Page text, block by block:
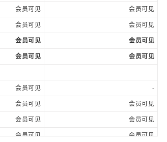
会员可见 会员可见
会员可见 会员可见
会员可见 会员可见
会员可见 会员可见
会员可见 -
会员可见 会员可见
会员可见 会员可见
会员可见 会员可见